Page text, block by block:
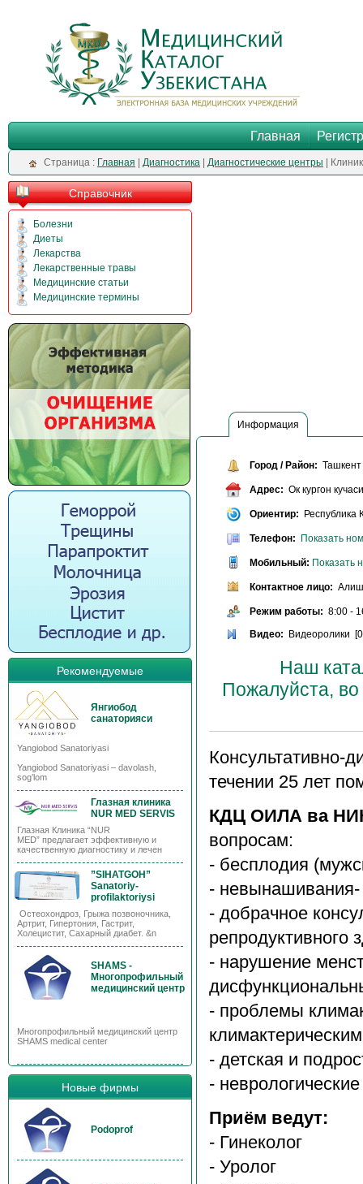
Главная
Cтраница : Главная Диагностика Диагностические центры |
Справочник
Болезни
Диеты
Лекарства
Лекарственные травы
Медицинские статьи
Медицинские термины
Рекомендуемые
Янгиобод
санаторияси
Yangiobod Sanatoriyasi
Yangiobod Sanatoriyasi – davolash,
sog’lom
Глазная клиника
NUR MED SERVIS
Глазная Клиника “NUR
MED” предлагает эффективную и
качественную диагностику и лечен
”SIHATGOH”
Sanatoriy-
profilaktoriysi
Остеохондроз, Грыжа позвоночника,
Артрит, Гипертония, Гастрит,
Холецистит, Сахарный диабет. &n
SHAMS -
Многопрофильный
медицинский центр
Многопрофильный медицинский центр
SHAMS medical center
Новые фирмы
Podoprof
Информация
Город / Район: Ташкент
Адрес: Ок кургон
Ориентир: Республика
Телефон: Показать
Мобильный: Показать
Контактное лицо:
Режим работы: 8:00 -
Видео: Видеоролики
Наш
Пожалуйста,
Консультативно-
течении 25 лет
КДЦ ОИЛА ва
вопросам:
- бесплодия
-
- добрачное
репродуктивного
- нарушение
- проблемы
- детская и
-
Приём ведут:
- Гинеколог
- Уролог